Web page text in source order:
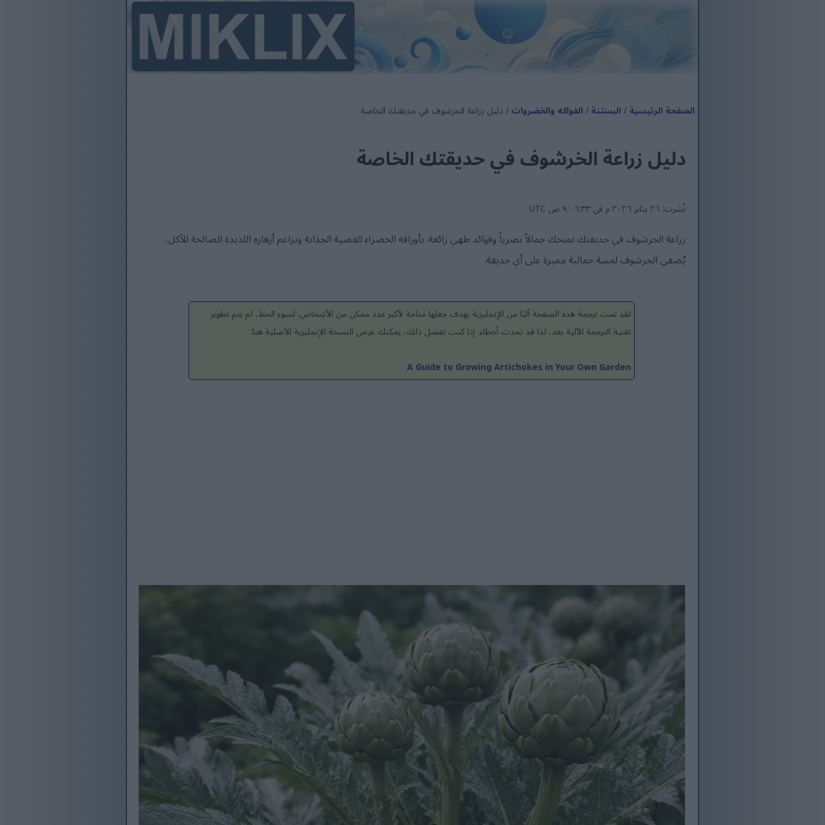
الصفحة الرئيسية/البستنة/الفواكه والخضروات/ دليل زراعة الخرشوف في حديقتك الخاصة
دليل زراعة الخرشوف في حديقتك الخاصة
نُشرت: ٢٦ يناير ٢٠٢٦ م في ٩:٠٦:٣٣ ص UTC
زراعة الخرشوف في حديقتك تمنحك جمالاً بصرياً وفوائد طهي رائعة. بأوراقه الخضراء الفضية الجذابة وبراعم أزهاره اللذيذة الصالحة للأكل،
يُضفي الخرشوف لمسة جمالية مميزة على أي حديقة.
لقد تمت ترجمة هذه الصفحة آليًا من الإنجليزية بهدف جعلها متاحة لأكبر عدد ممكن من الأشخاص. لسوء الحظ، لم يتم تطوير
تقنية الترجمة الآلية بعد، لذا قد تحدث أخطاء. إذا كنت تفضل ذلك، يمكنك عرض النسخة الإنجليزية الأصلية هنا:
A Guide to Growing Artichokes in Your Own Garden